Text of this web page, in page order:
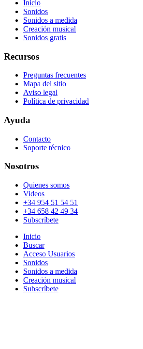
Inicio
Sonidos
Sonidos a medida
Creación musical
Sonidos gratis
Recursos
Preguntas frecuentes
Mapa del sitio
Aviso legal
Política de privacidad
Ayuda
Contacto
Soporte técnico
Nosotros
Quienes somos
Videos
+34 954 51 54 51
+34 658 42 49 34
Subscríbete
Inicio
Buscar
Acceso Usuarios
Sonidos
Sonidos a medida
Creación musical
Subscríbete